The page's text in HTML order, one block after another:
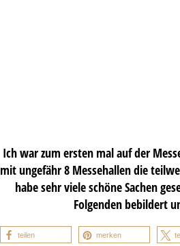
Ich war zum ersten mal auf der
mit ungefähr 8 Messehallen die
habe sehr viele schöne Sachen
Folgenden bebildert
teilen merken